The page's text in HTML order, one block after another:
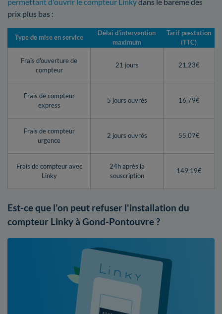
prix plus bas :
Type de mise en service
Délai d’intervention
maximum
Tarif prestation
(TTC)
Frais d'ouverture de
compteur
21 jours 21,23€
Frais de compteur
express
5 jours ouvrés 16,79€
Frais de compteur
urgence
2 jours ouvrés 55,07€
Frais de compteur avec
Linky
24h après la
souscription
149,19€
Est-ce que l'on peut refuser l'installation du
compteur Linky à Gond-Pontouvre ?